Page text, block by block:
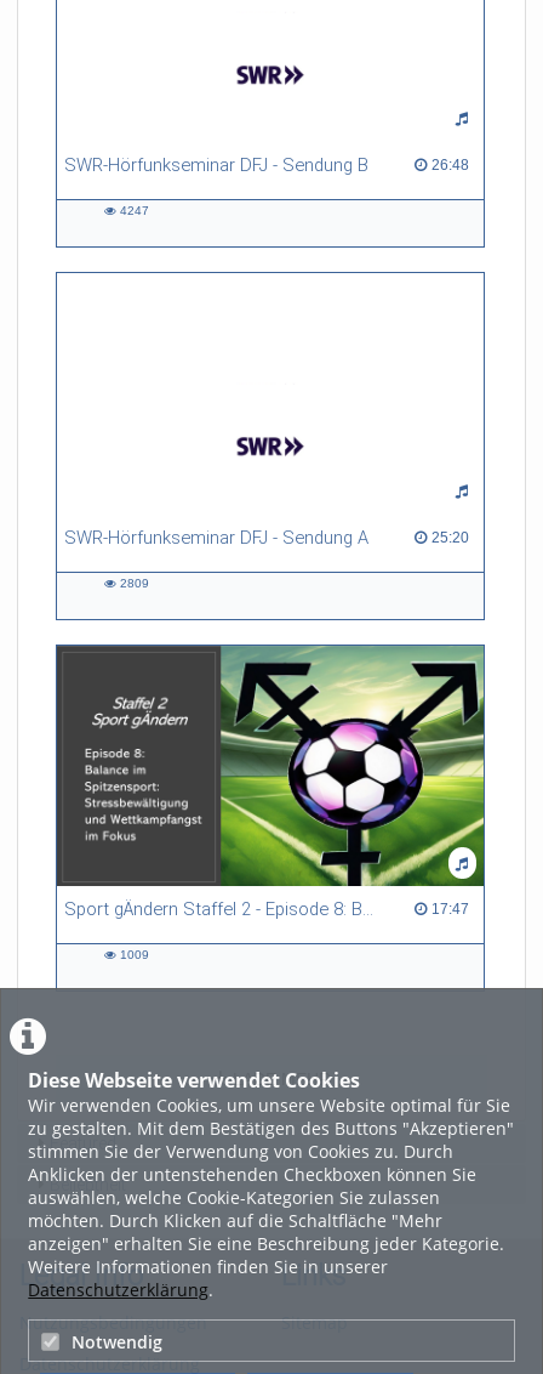
Diese Webseite verwendet Cookies
Wir verwenden Cookies, um unsere Website optimal für Sie
zu gestalten. Mit dem Bestätigen des Buttons "Akzeptieren"
stimmen Sie der Verwendung von Cookies zu. Durch
Anklicken der untenstehenden Checkboxen können Sie
auswählen, welche Cookie-Kategorien Sie zulassen
möchten. Durch Klicken auf die Schaltfläche "Mehr
anzeigen" erhalten Sie eine Beschreibung jeder Kategorie.
Weitere Informationen finden Sie in unserer
Datenschutzerklärung.
Notwendig
SWR-Hörfunkseminar DFJ - Sendung B 26:48
26:48 duration
4247
SWR-Hörfunkseminar DFJ - Sendung A 25:20
25:20 duration
2809
Sport gÄndern Staffel 2 - Episode 8: Balance im Spitzensport: Stressbewältigung und Wettkampfangst im Fokus 17:47
17:47 duration
1009
LADE MEHR
Featured
Beliebtheit
Legal Info
Nutzungsbedingungen
Datenschutzerklärung
Links
Sitemap